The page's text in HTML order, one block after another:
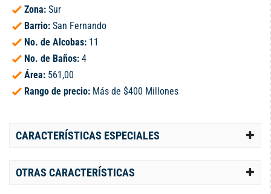
Zona: Sur
Barrio: San Fernando
No. de Alcobas: 11
No. de Baños: 4
Área: 561,00
Rango de precio: Más de $400 Millones
CARACTERÍSTICAS ESPECIALES
OTRAS CARACTERÍSTICAS